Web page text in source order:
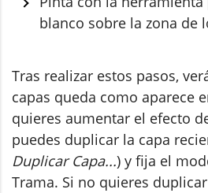
blanco sobre la zona de
Tras realizar estos pasos,
capas queda como aparece
quieres aumentar el efecto
puedes duplicar la capa
Duplicar Capa...) y fija el
Trama. Si no quieres